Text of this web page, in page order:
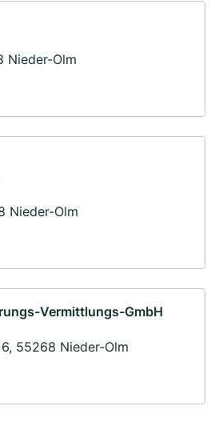
Nieder-Olm
Nieder-Olm
Vermittlungs-GmbH
55268 Nieder-Olm